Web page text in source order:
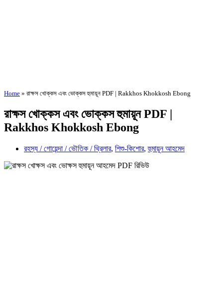
Home » রাক্ষস খোক্কস এবং ভোক্কস হুমায়ূন PDF | Rakkhos Khokkosh Ebong
রাক্ষস খোক্কস এবং ভোক্কস হুমায়ূন PDF |
Rakkhos Khokkosh Ebong
রহস্য / গোয়েন্দা / ভৌতিক / থ্রিলার, শিশু-কিশোর,হুমায়ূন আহমেদ